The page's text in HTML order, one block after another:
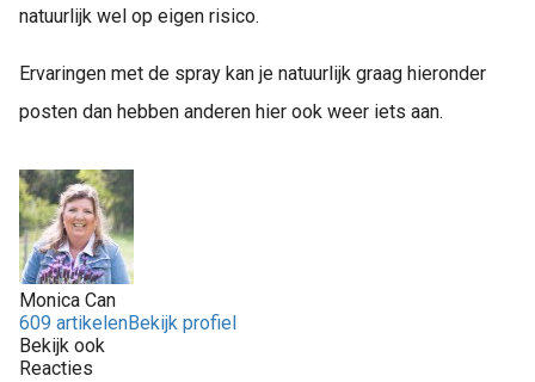
natuurlijk wel op eigen risico.
Ervaringen met de spray kan je natuurlijk graag hieronder
posten dan hebben anderen hier ook weer iets aan.
Monica Can
609 artikelenBekijk profiel
Bekijk ook
Reacties